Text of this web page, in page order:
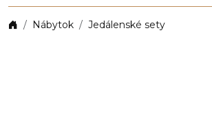
Nábytok Jedálenské sety